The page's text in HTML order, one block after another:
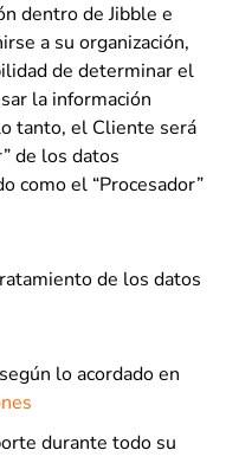
dentro de Jibble e
a su organización,
de determinar el
la información
tanto, el Cliente será
de los datos
como el “Procesador”
de los datos
lo acordado en
durante todo su